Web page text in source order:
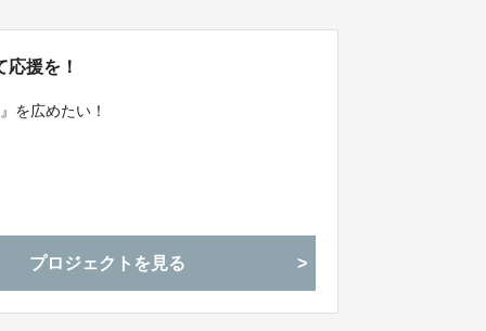
援を！
を広めたい！
プロジェクトを見る